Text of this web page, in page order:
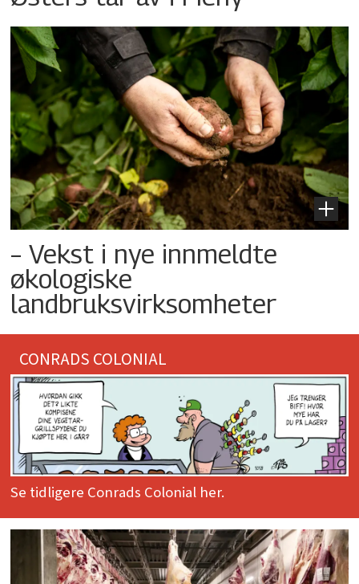
– Vekst i nye innmeldte
økologiske
landbruksvirksomheter
CONRADS COLONIAL
Se tidligere Conrads Colonial her.